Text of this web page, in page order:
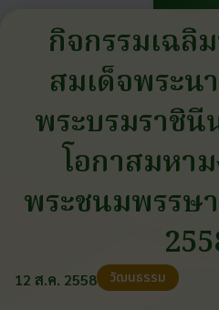
กิจกรรมเฉลิ
สมเด็จพระน
พระบรมราชินี
โอกาสมหา
พระชนมพรรษ
12 ส.ค. 2558 วัฒนธรรม